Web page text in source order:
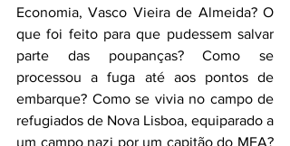
Economia, Vasco Vieira de Almeida? O
que foi feito para que pudessem salvar
parte das poupanças? Como se
processou a fuga até aos pontos de
embarque? Como se vivia no campo de
refugiados de Nova Lisboa, equiparado a
um campo nazi por um capitão do MFA?